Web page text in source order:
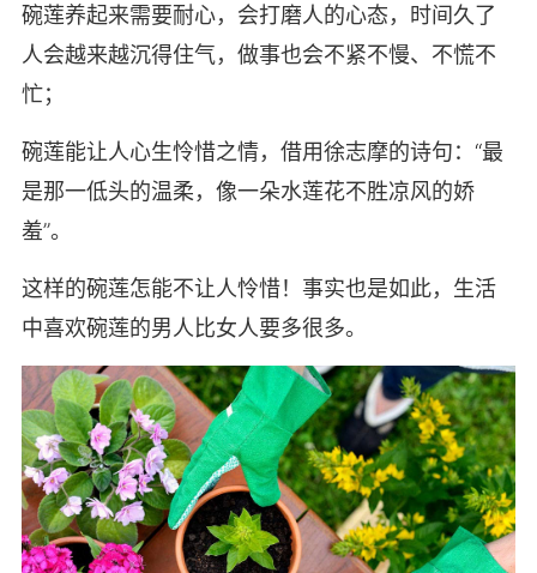
碗莲养起来需要耐心，会打磨人的心态，时间久了
人会越来越沉得住气，做事也会不紧不慢、不慌不
忙；
碗莲能让人心生怜惜之情，借用徐志摩的诗句：“最
是那一低头的温柔，像一朵水莲花不胜凉风的娇
羞”。
这样的碗莲怎能不让人怜惜！事实也是如此，生活
中喜欢碗莲的男人比女人要多很多。